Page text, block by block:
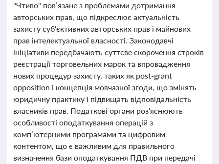
"Чтиво" пов’язане з проблемами дотримання
авторських прав, що підкреслює актуальність
захисту суб'єктивних авторських прав і майнових
прав інтелектуальної власності. Законодавчі
ініціативи передбачають суттєве скорочення строків
реєстрації торговельних марок та впровадження
нових процедур захисту, таких як post-grant
opposition і концепція мовчазної згоди, що змінять
юридичну практику і підвищать відповідальність
власників прав. Податкові органи роз'яснюють
особливості оподаткування операцій з
комп’ютерними програмами та цифровим
контентом, що є важливим для правильного
визначення бази оподаткування ПДВ при передачі